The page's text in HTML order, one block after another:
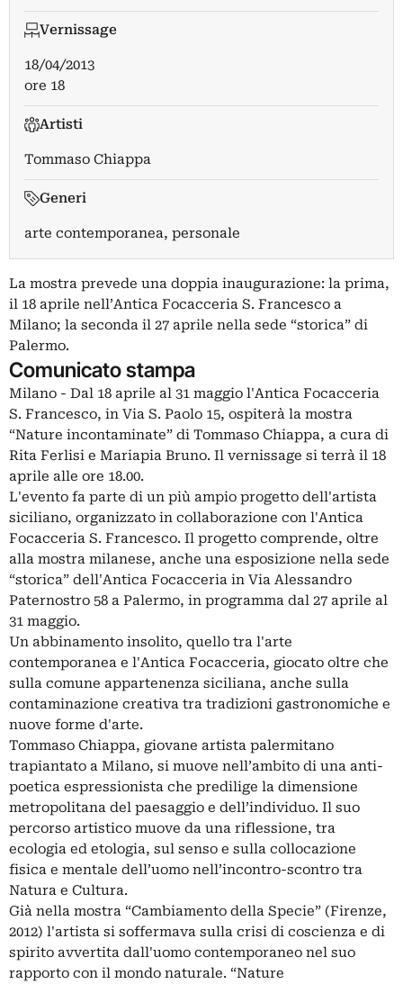
Vernissage
18/04/2013
ore 18
Artisti
Tommaso Chiappa
Generi
arte contemporanea, personale
La mostra prevede una doppia inaugurazione: la prima,
il 18 aprile nell’Antica Focacceria S. Francesco a
Milano; la seconda il 27 aprile nella sede “storica” di
Palermo.
Comunicato stampa
Milano - Dal 18 aprile al 31 maggio l'Antica Focacceria
S. Francesco, in Via S. Paolo 15, ospiterà la mostra
“Nature incontaminate” di Tommaso Chiappa, a cura di
Rita Ferlisi e Mariapia Bruno. Il vernissage si terrà il 18
aprile alle ore 18.00.
L'evento fa parte di un più ampio progetto dell'artista
siciliano, organizzato in collaborazione con l'Antica
Focacceria S. Francesco. Il progetto comprende, oltre
alla mostra milanese, anche una esposizione nella sede
“storica” dell'Antica Focacceria in Via Alessandro
Paternostro 58 a Palermo, in programma dal 27 aprile al
31 maggio.
Un abbinamento insolito, quello tra l'arte
contemporanea e l'Antica Focacceria, giocato oltre che
sulla comune appartenenza siciliana, anche sulla
contaminazione creativa tra tradizioni gastronomiche e
nuove forme d'arte.
Tommaso Chiappa, giovane artista palermitano
trapiantato a Milano, si muove nell’ambito di una anti-
poetica espressionista che predilige la dimensione
metropolitana del paesaggio e dell’individuo. Il suo
percorso artistico muove da una riflessione, tra
ecologia ed etologia, sul senso e sulla collocazione
fisica e mentale dell’uomo nell’incontro-scontro tra
Natura e Cultura.
Già nella mostra “Cambiamento della Specie” (Firenze,
2012) l'artista si soffermava sulla crisi di coscienza e di
spirito avvertita dall'uomo contemporaneo nel suo
rapporto con il mondo naturale. “Nature